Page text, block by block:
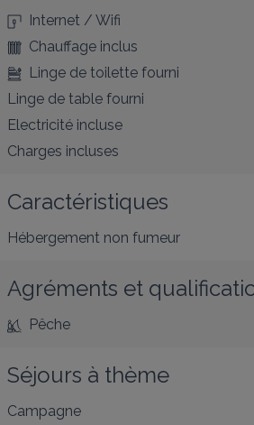
Internet / Wifi
Chauffage inclus
Linge de toilette fourni
Linge de table fourni
Electricité incluse
Charges incluses
Caractéristiques
Hébergement non fumeur
Agréments et
Pêche
Séjours à thème
Campagne